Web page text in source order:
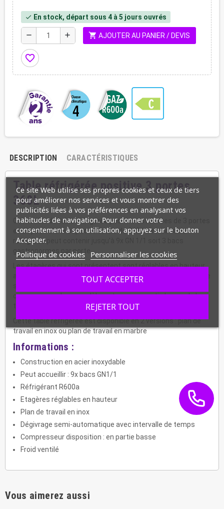
check En stock, départ sous 4 à 5 jours ouvrés
remove add shopping_cart AJOUTER AU PANIER / DEVIS
favorite_border
DESCRIPTION CARACTÉRISTIQUES
Table réfrigérée positive 3 portes,
368L
Ce modèle de table réfrigérée positive est dotées de 3 portes
et dispose d'une capacité totale de 368 litres. La table
réfrigérée peut contenir jusqu'à 9x GN 1/1 soit 3 bacs
gastronormes par porte.
Les étagères qui sont présentent sont réglables en hauteur
afin qui vous puissiez organiser votre table réfrigérée positive
compresseur de ce modèle se trouve en partie basse de la
Cette table réfrigérée est disponible en 2 versions : plan de
travail en inox ou plan de travail en marbre
Informations :
Construction en acier inoxydable
Peut accueillir : 9x bacs GN1/1
Réfrigérant R600a
Etagères réglables en hauteur
Plan de travail en inox
Dégivrage semi-automatique avec intervalle de temps
Compresseur disposition : en partie basse
Froid ventilé
Vous aimerez aussi
Ce site Web utilise ses propres cookies et ceux de tiers
pour améliorer nos services et vous montrer des
publicités liées à vos préférences en analysant vos
habitudes de navigation. Pour donner votre
consentement à son utilisation, appuyez sur le bouton
Accepter.
Politique de cookies Personnaliser les cookies
REJETER TOUT
TOUT ACCEPTER